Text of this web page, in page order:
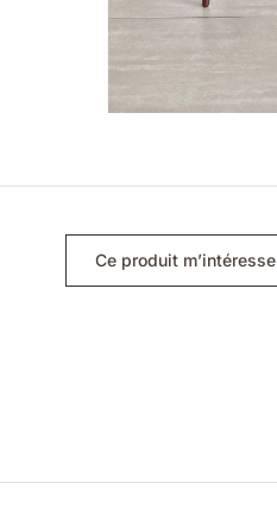
Ce produit m’intéresse